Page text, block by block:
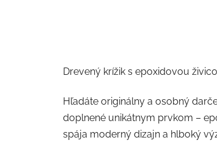
Drevený krížik s epoxidovou
Hľadáte originálny a osobný
doplnené unikátnym prvkom –
spája moderný dizajn a hlboký